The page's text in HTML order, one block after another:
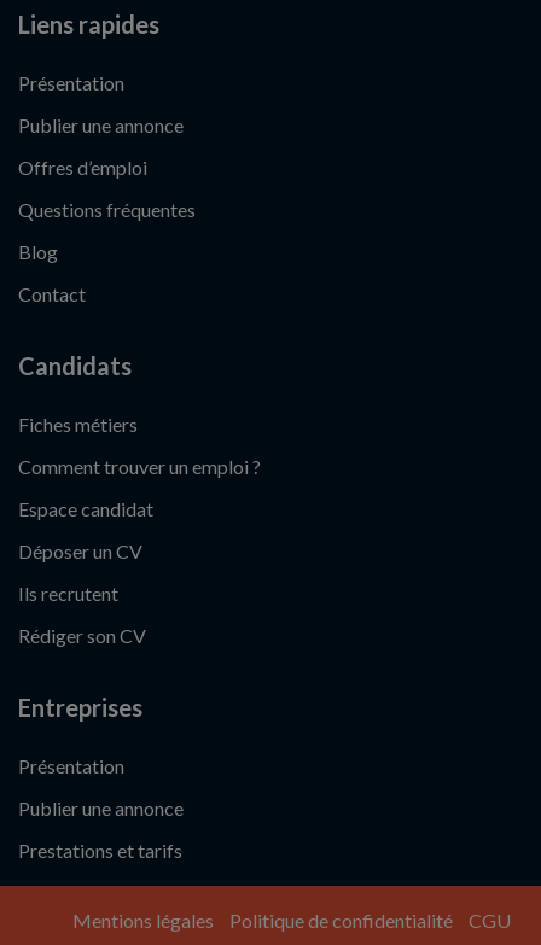
Liens rapides
Présentation
Publier une annonce
Offres d’emploi
Questions fréquentes
Blog
Contact
Candidats
Fiches métiers
Comment trouver un emploi ?
Espace candidat
Déposer un CV
Ils recrutent
Rédiger son CV
Entreprises
Présentation
Publier une annonce
Prestations et tarifs
Mentions légales Politique de confidentialité
CGU